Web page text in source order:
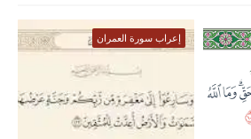
إعراب سورة العمران